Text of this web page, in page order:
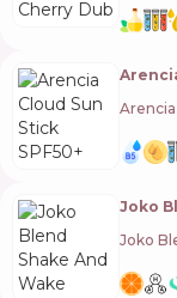
Arencia
Joko
Joko